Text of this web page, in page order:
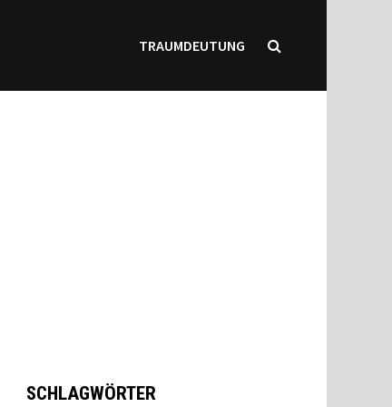
TRAUMDEUTUNG
SCHLAGWÖRTER